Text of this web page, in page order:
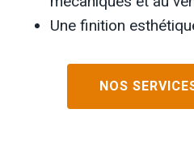
Une finition
NOS